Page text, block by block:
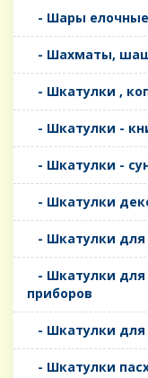
- Шары елочные
- Шахматы,
- Шкатулки ,
- Шкатулки -
- Шкатулки -
- Шкатулки
- Шкатулки для
- Шкатулки для
приборов
- Шкатулки для
- Шкатулки